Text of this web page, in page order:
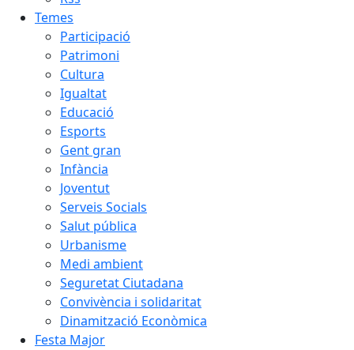
Temes
Participació
Patrimoni
Cultura
Igualtat
Educació
Esports
Gent gran
Infància
Joventut
Serveis Socials
Salut pública
Urbanisme
Medi ambient
Seguretat Ciutadana
Convivència i solidaritat
Dinamització Econòmica
Festa Major